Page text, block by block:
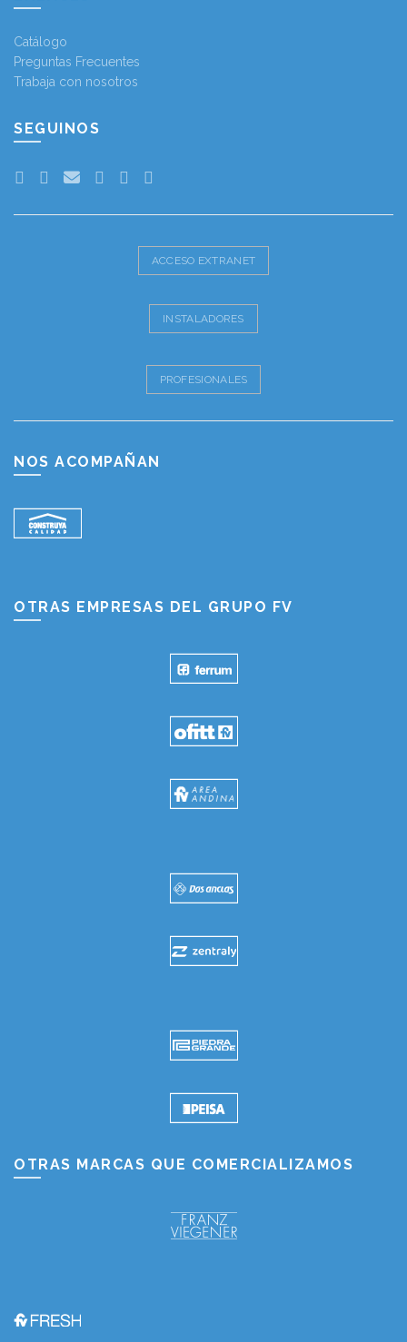
Catálogo
Preguntas Frecuentes
Trabaja con nosotros
SEGUINOS
ACCESO EXTRANET
INSTALADORES
PROFESIONALES
NOS ACOMPAÑAN
OTRAS EMPRESAS DEL GRUPO FV
OTRAS MARCAS QUE COMERCIALIZAMOS